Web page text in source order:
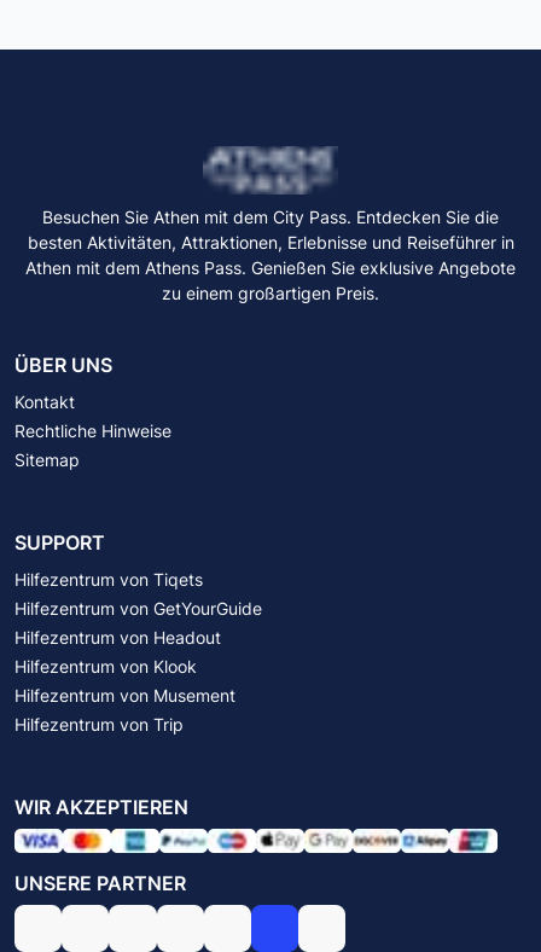
Besuchen Sie Athen mit dem City Pass. Entdecken Sie die
besten Aktivitäten, Attraktionen, Erlebnisse und Reiseführer in
Athen mit dem Athens Pass. Genießen Sie exklusive Angebote
zu einem großartigen Preis.
ÜBER UNS
Kontakt
Rechtliche Hinweise
Sitemap
SUPPORT
Hilfezentrum von Tiqets
Hilfezentrum von GetYourGuide
Hilfezentrum von Headout
Hilfezentrum von Klook
Hilfezentrum von Musement
Hilfezentrum von Trip
WIR AKZEPTIEREN
UNSERE PARTNER